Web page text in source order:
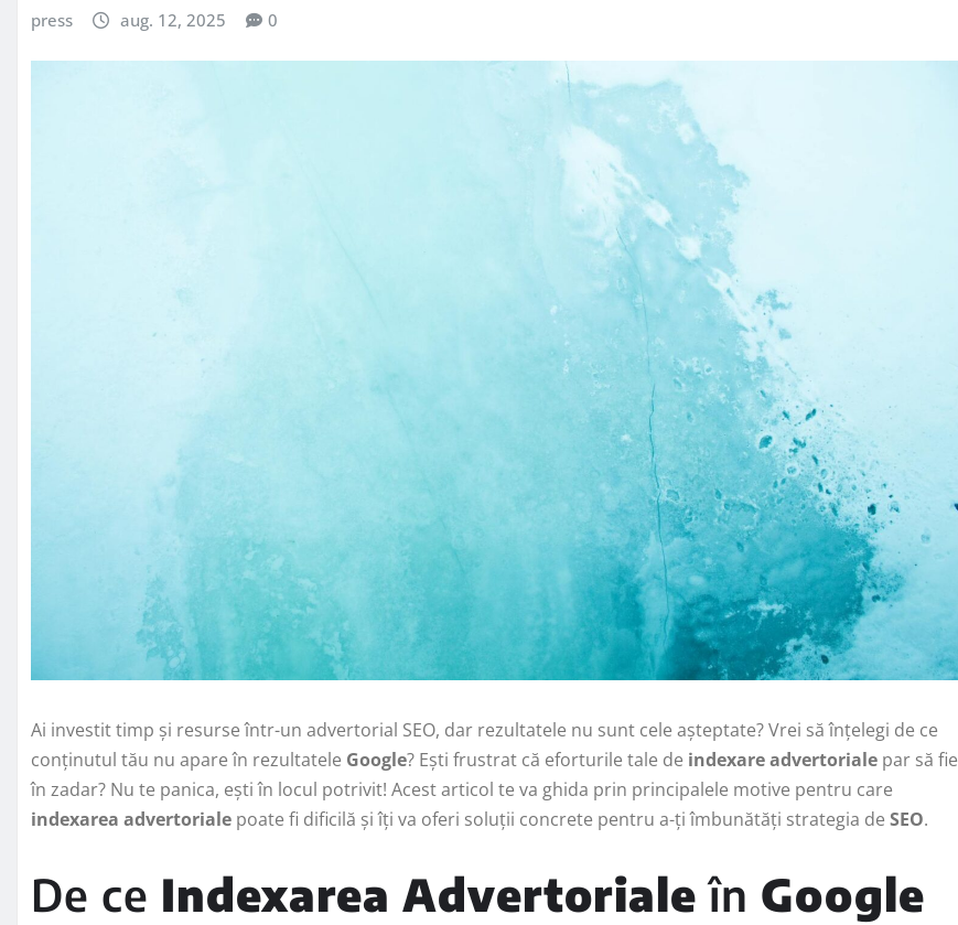
press aug. 12, 2025 0
Ai investit timp și resurse într-un advertorial SEO, dar rezultatele nu sunt cele așteptate? Vrei să înțelegi de ce
conținutul tău nu apare în rezultatele Google? Ești frustrat că eforturile tale de indexare advertoriale par să fie
în zadar? Nu te panica, ești în locul potrivit! Acest articol te va ghida prin principalele motive pentru care
indexarea advertoriale poate fi dificilă și îți va oferi soluții concrete pentru a-ți îmbunătăți strategia de SEO.
De ce Indexarea Advertoriale în Google